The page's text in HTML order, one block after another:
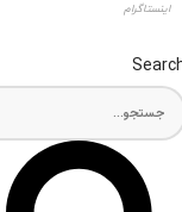
اینستاگرام